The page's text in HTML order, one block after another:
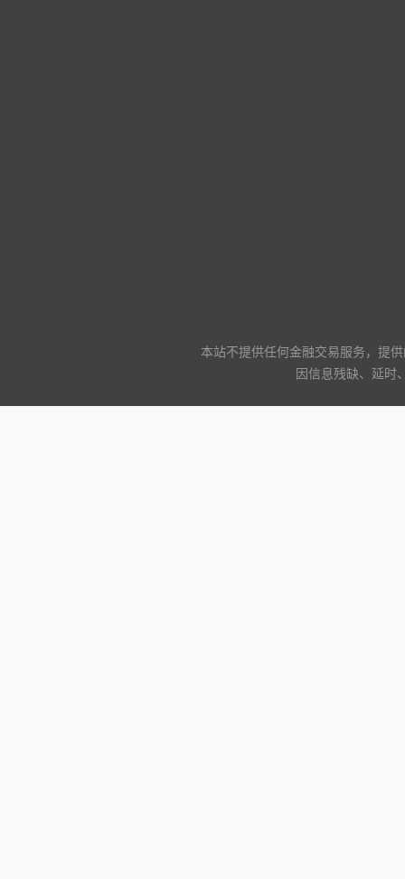
本站不提供任何金融交易服务，提
因信息残缺、延时